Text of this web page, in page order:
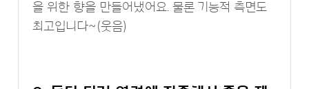
을 위한 향을 만들어냈어요. 물론 기능적 측면도
최고입니다~(웃음)